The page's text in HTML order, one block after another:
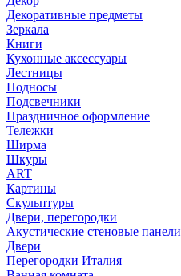
Декоративные предметы
Зеркала
Книги
Кухонные аксессуары
Лестницы
Подносы
Подсвечники
Праздничное оформление
Тележки
Ширма
Шкуры
ART
Картины
Скульптуры
Двери, перегородки
Акустические стеновые панели
Двери
Перегородки Италия